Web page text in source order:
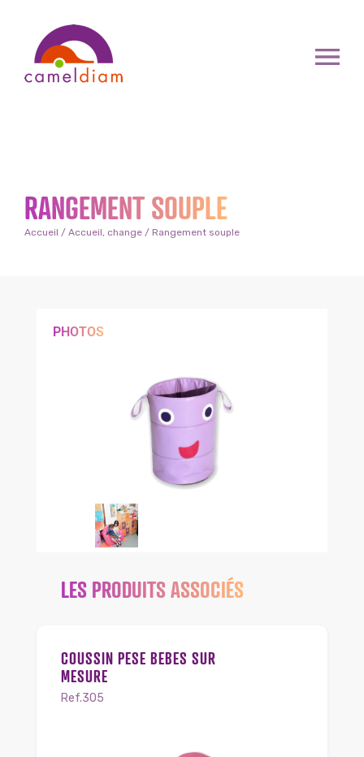
RANGEMENT SOUPLE
Accueil / Accueil, change / Rangement souple
PHOTOS
LES PRODUITS ASSOCIÉS
COUSSIN PESE BEBES SUR
MESURE
Ref.305